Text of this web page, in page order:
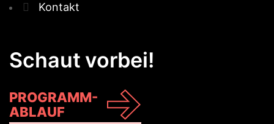
Kontakt
Schaut vorbei!
PROGRAMM-
ABLAUF